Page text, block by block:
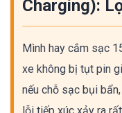
Charging):
Mình hay cắm sạc
xe không bị tụt pin
nếu chỗ sạc bụi